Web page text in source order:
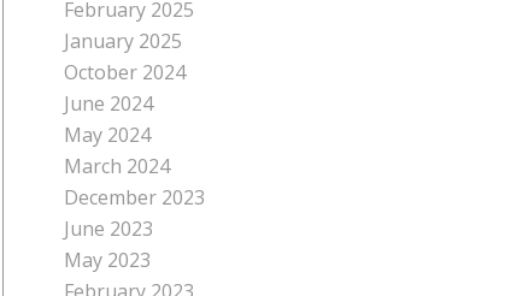
February 2025
January 2025
October 2024
June 2024
May 2024
March 2024
December 2023
June 2023
May 2023